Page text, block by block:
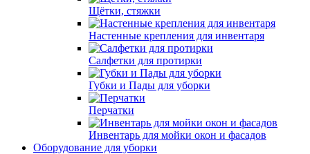
Щётки, стяжки
Настенные крепления для инвентаря
Салфетки для протирки
Губки и Пады для уборки
Перчатки
Инвентарь для мойки окон и фасадов
Оборудование для уборки